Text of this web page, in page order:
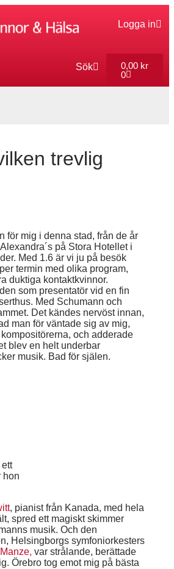
Logga in
Sök 0,00 kr
0
trevlig
för mig i denna stad, från de år
på Stora Hotellet i
Med 1.6 är vi ju på besök
termin med olika program,
duktiga kontaktkvinnor.
som presentatör vid en fin
Med Schumann och
Det kändes nervöst innan,
man för väntade sig av mig,
och adderade
blev en helt underbar
musik. Bad för själen.
hon
, pianist från Kanada, med hela
spred ett magiskt skimmer
musik. Och den
Helsingborgs symfoniorkesters
var strålande, berättade
Örebro tog emot mig på bästa